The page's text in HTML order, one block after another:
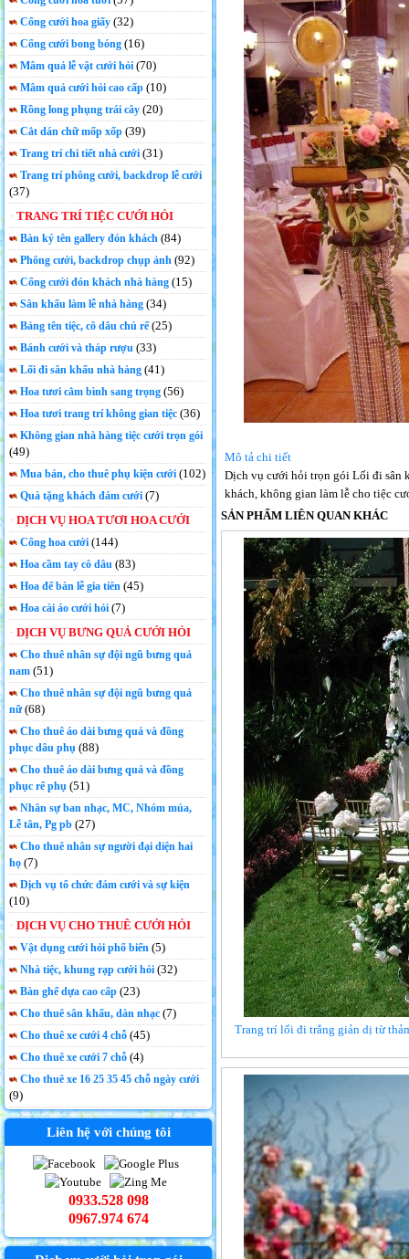
Cổng cưới hoa giấy (32)
Cổng cưới bong bóng (16)
Mâm quả lễ vật cưới hỏi (70)
Mâm quả cưới hỏi cao cấp (10)
Rồng long phụng trái cây (20)
Cắt dán chữ mốp xốp (39)
Trang trí chi tiết nhà cưới (31)
Trang trí phông cưới, backdrop lễ cưới
(37)
TRANG TRÍ TIỆC CƯỚI HỎI
Bàn ký tên gallery đón khách (84)
Phông cưới, backdrop chụp ảnh (92)
Cổng cưới đón khách nhà hàng (15)
Sân khấu làm lễ nhà hàng (34)
Bảng tên tiệc, cô dâu chú rể(25)
Bánh cưới và tháp rượu (33)
Lối đi sân khấu nhà hàng (41)
Hoa tươi cắm bình sang trọng (56)
Hoa tươi trang trí không gian tiệc (36)
Không gian nhà hàng tiệc cưới trọn gói
(49)
Mua bán, cho thuê phụ kiện cưới (102)
Quà tặng khách đám cưới (7)
DỊCH VỤ HOA TƯƠI HOA CƯỚI
Cổng hoa cưới (144)
Hoa cầm tay cô dâu(83)
Hoa để bàn lễ gia tiên (45)
Hoa cài áo cưới hỏi (7)
DỊCH VỤ BƯNG QUẢ CƯỚI HỎI
Cho thuê nhân sự đội ngũ bưng quả
nam (51)
Cho thuê nhân sự đội ngũ bưng quả
nữ(68)
Cho thuê áo dài bưng quả và đồng
phục dâu phụ (88)
Cho thuê áo dài bưng quả và đồng
phục rể phụ (51)
Nhân sự ban nhạc, MC, Nhóm múa,
Lễ tân, Pg pb (27)
Cho thuê nhân sự người đại diện hai
họ (7)
Dịch vụ tổ chức đám cưới và sự kiện
(10)
DỊCH VỤ CHO THUÊ CƯỚI HỎI
Vật dụng cưới hỏi phổ biến (5)
Nhà tiệc, khung rạp cưới hỏi (32)
Bàn ghế dựa cao cấp (23)
Cho thuê sân khấu, dàn nhạc (7)
Cho thuê xe cưới 4 chỗ (45)
Cho thuê xe cưới 7 chỗ (4)
Cho thuê xe 16 25 35 45 chỗ ngày cưới
(9)
Liên hệ với chúng tôi
0933.528 098
0967.974 674
Mô tả chi tiết
Dịch vụ cưới hỏi trọn gói Lối đi sân
khách, không gian làm lễ cho tiệc
SẢN PHẨM LIÊN QUAN KHÁC
Trang trí lối đi trắng giản dị từ